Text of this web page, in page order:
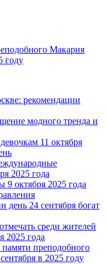
Макария
году
рекомендации
модного тренда и
11 октября
2025 года
октября 2025 года
24 сентября богат
среди жителей
2025 года
преподобного
в 2025 году